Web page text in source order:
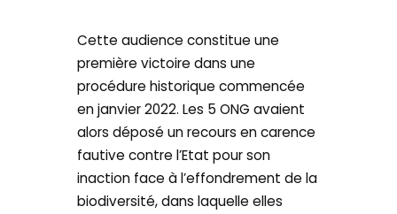
Cette audience constitue une
première victoire dans une
procédure historique commencée
en janvier 2022. Les 5 ONG avaient
alors déposé un recours en carence
fautive contre l’Etat pour son
inaction face à l’effondrement de la
biodiversité, dans laquelle elles